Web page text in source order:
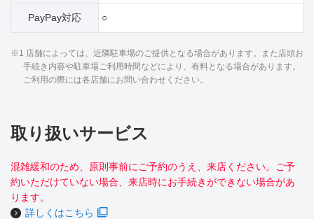
PayPay対応 ○
※1 店舗によっては、近隣駐車場のご提供となる場合があります。また店頭お
手続き内容や駐車場ご利用時間などにより、有料となる場合があります。
ご利用の際には各店舗にお問い合わせください。
取り扱いサービス
混雑緩和のため、原則事前にご予約のうえ、来店ください。ご予
約いただけていない場合、来店時にお手続きができない場合があ
ります。
詳しくはこちら